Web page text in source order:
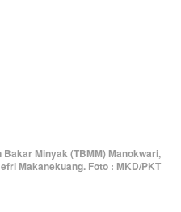
Minyak (TBMM) Manokwari,
Makanekuang. Foto : MKD/PKT